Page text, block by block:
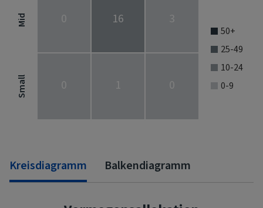
0 16 3
0 1 0
50+
25-49
10-24
0-9
Small
Mid
Kreisdiagramm Balkendiagramm